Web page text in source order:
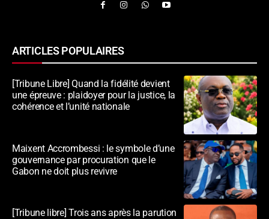
ARTICLES POPULAIRES
[Tribune Libre] Quand la fidélité devient
une épreuve : plaidoyer pour la justice, la
cohérence et l’unité nationale
Maixent Accrombessi : le symbole d’une
gouvernance par procuration que le
Gabon ne doit plus revivre
[Tribune libre] Trois ans après la parution